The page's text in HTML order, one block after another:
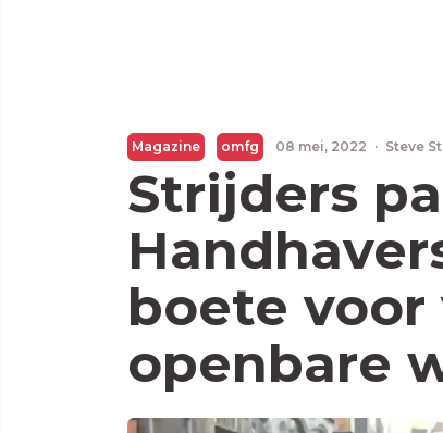
Magazine omfg 08 mei, 2022 · Steve
Strijders
boete
openbare